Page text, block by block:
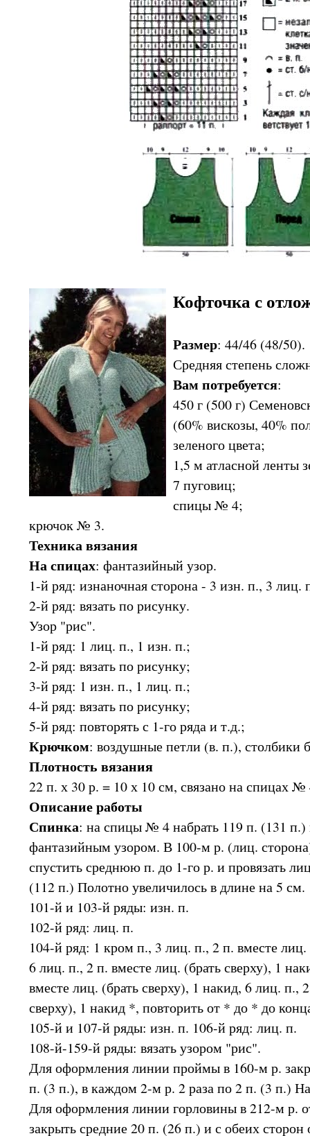
Кофточка с
Размер: 44/46 (48/50).
Средняя степень
Вам потребуется:
450 г (500 г)
(60% вискозы, 40%
зеленого цвета;
1,5 м атласной ленты
7 пуговиц;
спицы № 4;
крючок № 3.
Техника вязания
На спицах: фантазийный узор.
1-й ряд: изнаночная сторона - 3 изн. п., 3 лиц.
2-й ряд: вязать по рисунку.
Узор "рис".
1-й ряд: 1 лиц. п., 1 изн. п.;
2-й ряд: вязать по рисунку;
3-й ряд: 1 изн. п., 1 лиц. п.;
4-й ряд: вязать по рисунку;
5-й ряд: повторять с 1-го ряда и т.д.;
Крючком: воздушные петли (в. п.), столбики
Плотность вязания
22 п. х 30 р. = 10 х 10 см, связано на спицах
Описание работы
Спинка: на спицы № 4 набрать 119 п. (131 п.)
фантазийным узором. В 100-м р. (лиц.
спустить среднюю п. до 1-го р. и провязать
(112 п.) Полотно увеличилось в длине на 5 см.
101-й и 103-й ряды: изн. п.
102-й ряд: лиц. п.
104-й ряд: 1 кром п., 3 лиц. п., 2 п. вместе лиц.
6 лиц. п., 2 п. вместе лиц. (брать сверху), 1
вместе лиц. (брать сверху), 1 накид, 6 лиц. п.,
сверху), 1 накид *, повторить от * до * до
105-й и 107-й ряды: изн. п. 106-й ряд: лиц. п.
108-й-159-й ряды: вязать узором "рис".
Для оформления линии проймы в 160-м р.
п. (3 п.), в каждом 2-м р. 2 раза по 2 п. (3 п.)
Для оформления линии горловины в 212-м р.
закрыть средние 20 п. (26 п.) и с обеих